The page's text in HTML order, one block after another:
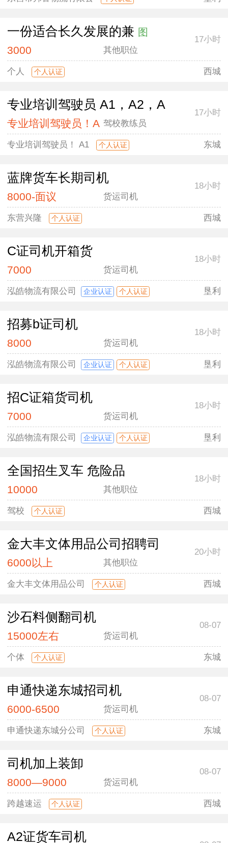
一份适合长久发展的兼 图
3000 其他职位
17小时
个人 个人认证 西城
专业培训驾驶员 A1，A2，A
专业培训驾驶员！A 驾校教练员
17小时
专业培训驾驶员！ A1 个人认证 东城
蓝牌货车长期司机
8000-面议 货运司机
18小时
东营兴隆 个人认证 西城
C证司机开箱货
7000 货运司机
18小时
泓皓物流有限公司 企业认证 个人认证 垦利
招募b证司机
8000 货运司机
18小时
泓皓物流有限公司 企业认证 个人认证 垦利
招C证箱货司机
7000 货运司机
18小时
泓皓物流有限公司 企业认证 个人认证 垦利
全国招生叉车 危险品
10000 其他职位
18小时
驾校 个人认证 西城
金大丰文体用品公司招聘司
6000以上 其他职位
20小时
金大丰文体用品公司 个人认证 西城
沙石料侧翻司机
15000左右 货运司机
08-07
个体 个人认证 东城
申通快递东城招司机
6000-6500 货运司机
08-07
申通快递东城分公司 个人认证 东城
司机加上装卸
8000—9000 货运司机
08-07
跨越速运 个人认证 西城
A2证货车司机